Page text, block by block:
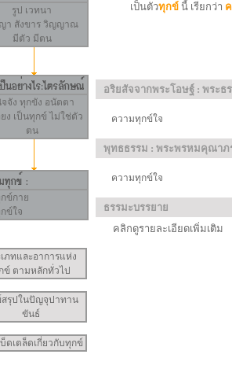
รูป เวทนา
า สังขาร วิญญาณ
มีตัว มีตน
จัง ทุกขัง อนัตตา
ง เป็นทุกข์ ไม่ใช่ตัว
ตน
ข์กาย
ข์ใจ
ภทและอาการแห่ง
ข์ ตามหลักทั่วไป
รุปในปัญจุปาทาน
ขันธ์
ดเตล็ดเกี่ยวกับทุกข์
เป็นตัวทุกข์นี้ เรียกว่า
อริยสัจจากพระโอษฐ์ : พระ
ความทุกข์ใจ
พุทธธรรม : พระพรหมคุณาภ
ความทุกข์ใจ
ธรรมะบรรยาย
คลิกดูรายละเอียดเพิ่มเติม